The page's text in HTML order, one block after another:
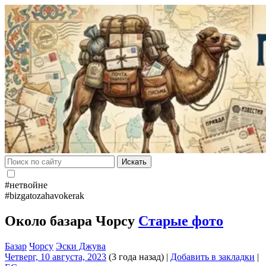
Искать
#нетвойне
#bizgatozahavokerak
Около базара Чорсу Старые фото
Базар Чорсу Эски Джува
Четверг, 10 августа, 2023 (3 года назад) | Добавить в закладки |